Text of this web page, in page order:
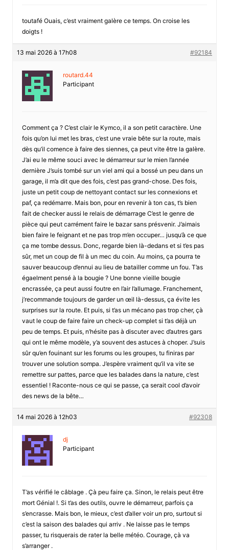
toutafé Ouais, c’est vraiment galère ce temps. On croise les
doigts !
13 mai 2026 à 17h08 #92184
routard.44
Participant
Comment ça ? C’est clair le Kymco, il a son petit caractère. Une
fois qu’on lui met les bras, c’est une vraie bête sur la route, mais
dès qu’il comence à faire des siennes, ça peut vite être la galère.
J’ai eu le même souci avec le démarreur sur le mien l’année
dernière J’suis tombé sur un viel ami qui a bossé un peu dans un
garage, il m’a dit que des fois, c’est pas grand-chose. Des fois,
juste un petit coup de nettoyant contact sur les connexions et
paf, ça redémarre. Mais bon, pour en revenir à ton cas, t’s bien
fait de checker aussi le relais de démarrage C’est le genre de
pièce qui peut carrément faire le bazar sans présvenir. J’aimais
bien faire le feignant et ne pas trop m’en occuper… jusqu’à ce que
ça me tombe dessus. Donc, regarde bien là-dedans et si t’es pas
sûr, met un coup de fil à un mec du coin. Au moins, ça pourra te
sauver beaucoup d’ennui au lieu de batailler comme un fou. T’as
égaelment pensé à la bougie ? Une bonne vieille bougie
encrassée, ça peut aussi foutre en l’air l’allumage. Franchement,
j’recommande toujours de garder un œil là-dessus, ça évite les
surprises sur la route. Et puis, si t’as un mécano pas trop cher, çà
vaut le coup de faire faire un check-up complet si t’as déjà un
peu de temps. Et puis, n’hésite pas à discuter avec d’autres gars
qui ont le même modèle, y’a souvent des astuces à choper. J’suis
sûr qu’en fouinant sur les forums ou les groupes, tu finiras par
trouver une solution sompa. J’espère vraiment qu’il va vite se
remettre sur pattes, parce que les balades dans la nature, c’est
essentiel ! Raconte-nous ce qui se passe, ça serait cool d’avoir
des news de la bête…
14 mai 2026 à 12h03 #92308
dj
Participant
T’as vérifié le câblage . Çà peu faire ça. Sinon, le relais peut être
mort Génial !. Si t’as des outils, ouvre le démarreur, parfois ça
s’encrasse. Mais bon, le mieux, c’est d’aller voir un pro, surtout si
c’est la saison des balades qui arriv . Ne laisse pas le temps
passer, tu risquerais de rater la belle météo. Courage, çà va
s’arranger .